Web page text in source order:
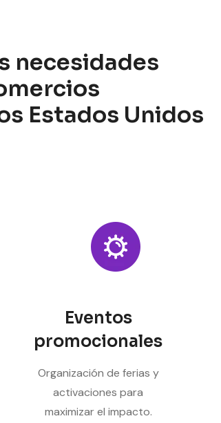
necesidades
Estados Unidos
Eventos
promocionales
Organización de ferias y
activaciones para
maximizar el impacto.